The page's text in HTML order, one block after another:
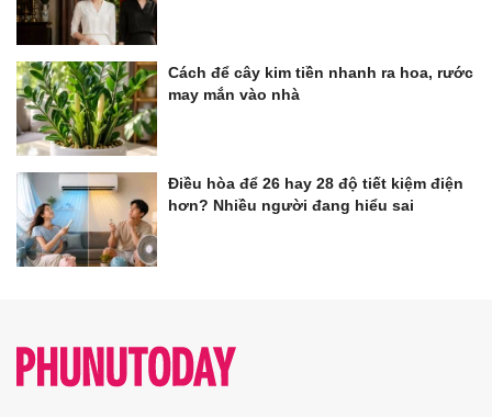
Cách để cây kim tiền nhanh ra hoa, rước
may mắn vào nhà
Điều hòa để 26 hay 28 độ tiết kiệm điện
hơn? Nhiều người đang hiểu sai